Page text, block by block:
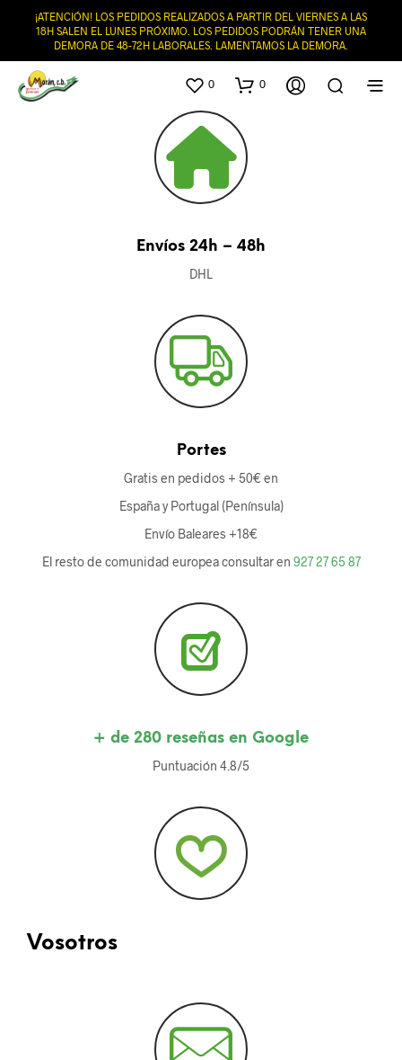
¡ATENCIÓN! LOS PEDIDOS REALIZADOS A PARTIR DEL VIERNES A LAS
18H SALEN EL LUNES PRÓXIMO. LOS PEDIDOS PODRÁN TENER UNA
DEMORA DE 48-72H LABORALES. LAMENTAMOS LA DEMORA.
0 0
Envíos 24h – 48h
DHL
Portes
Gratis en pedidos + 50€ en
España y Portugal (Península)
Envío Baleares +18€
El resto de comunidad europea consultar en 927 27 65 87
+ de 280 reseñas en Google
Puntuación 4.8/5
Vosotros